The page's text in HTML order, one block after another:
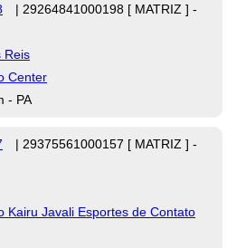
| 29264841000198 [ MATRIZ ] -
Reis
Center
- PA
| 29375561000157 [ MATRIZ ] -
Kairu Javali Esportes de Contato